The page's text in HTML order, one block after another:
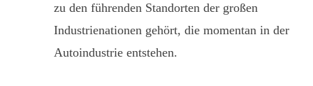
zu den führenden Standorten der großen
Industrienationen gehört, die momentan in der
Autoindustrie entstehen.